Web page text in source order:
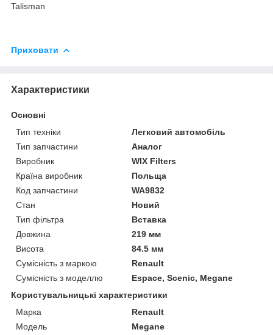
Talisman
Приховати
Характеристики
Основні
Тип техніки
Легковий автомобіль
Тип запчастини
Аналог
Виробник
WIX Filters
Країна виробник
Польща
Код запчастини
WA9832
Стан
Новий
Тип фільтра
Вставка
Довжина
219 мм
Висота
84.5 мм
Сумісність з маркою
Renault
Сумісність з моделлю
Espace, Scenic, Megane
Користувальницькі характеристики
Марка
Renault
Модель
Megane